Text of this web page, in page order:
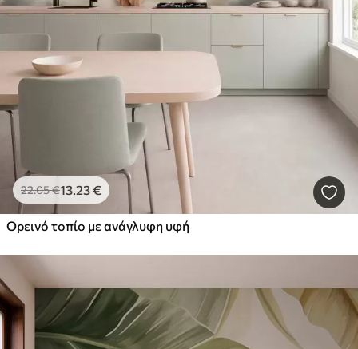
22.05€13 .23€
Ορεινό τοπίο με ανάγλυφη υφή